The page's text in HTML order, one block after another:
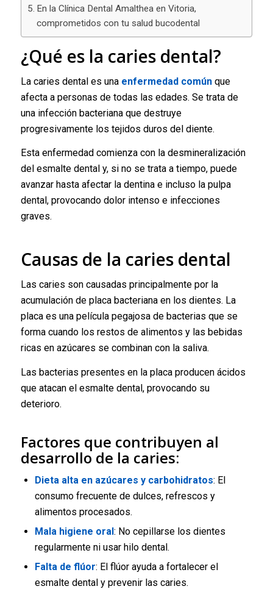
En la Clínica Dental Amalthea en Vitoria,
comprometidos con tu salud bucodental
¿Qué es la caries dental?
La caries dental es una enfermedad comúnque
afecta a personas de todas las edades. Se trata de
una infección bacteriana que destruye
progresivamente los tejidos duros del diente.
Esta enfermedad comienza con la desmineralización
del esmalte dental y, si no se trata a tiempo, puede
avanzar hasta afectar la dentina e incluso la pulpa
dental, provocando dolor intenso e infecciones
graves.
Causas de la caries dental
Las caries son causadas principalmente por la
acumulación de placa bacteriana en los dientes. La
placa es una película pegajosa de bacterias que se
forma cuando los restos de alimentos y las bebidas
ricas en azúcares se combinan con la saliva.
Las bacterias presentes en la placa producen ácidos
que atacan el esmalte dental, provocando su
deterioro.
Factores que contribuyen al
desarrollo de la caries:
Dieta alta en azúcares y carbohidratos: El
consumo frecuente de dulces, refrescos y
alimentos procesados.
Mala higiene oral: No cepillarse los dientes
regularmente ni usar hilo dental.
Falta de flúor: El flúor ayuda a fortalecer el
esmalte dental y prevenir las caries.